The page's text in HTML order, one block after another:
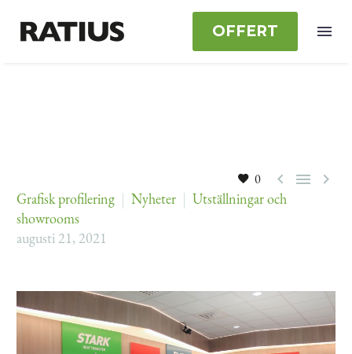
OFFERT
0   
Grafisk profilering Nyheter
Utställningar och
showrooms
augusti 21, 2021